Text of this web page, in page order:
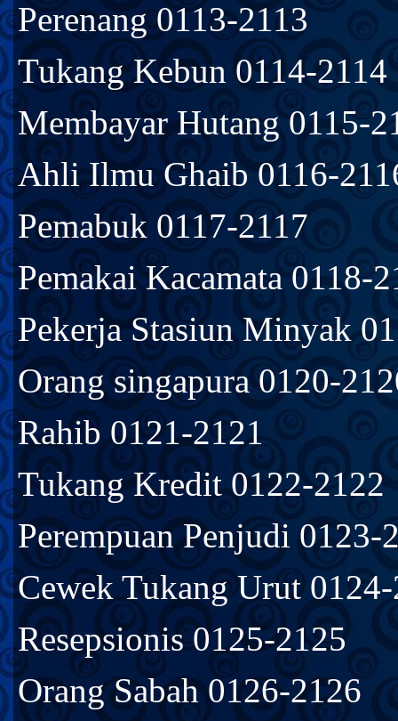
Perenang 0113-2113
Tukang Kebun 0114-2114
Membayar Hutang 0115-
Ahli Ilmu Ghaib 0116-
Pemabuk 0117-2117
Pemakai Kacamata 0118-
Pekerja Stasiun Minyak
Orang singapura 0120-
Rahib 0121-2121
Tukang Kredit 0122-2122
Perempuan Penjudi 0123-
Cewek Tukang Urut
Resepsionis 0125-2125
Orang Sabah 0126-2126